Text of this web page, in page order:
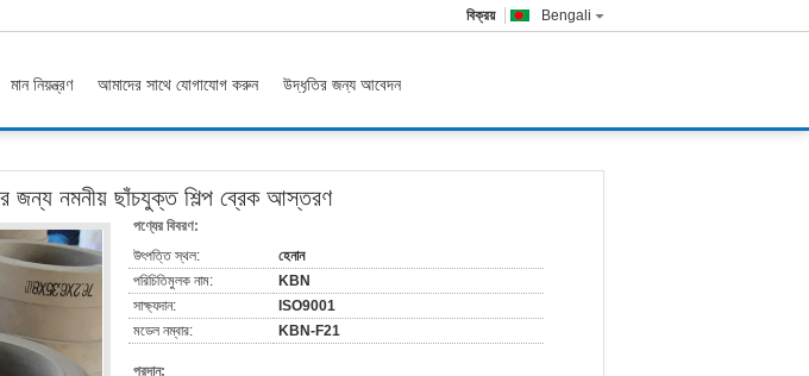
Bengali
বিক্রয়
মান নিয়ন্ত্রণ আমাদের সাথে যোগাযোগ করুন উদ্ধৃতির জন্য আবেদন
জন্য নমনীয় ছাঁচযুক্ত শিল্প ব্রেক আস্তরণ
পণ্যের বিবরণ:
উৎপত্তি স্থল:
হেনান
পরিচিতিমুলক নাম:
KBN
সাক্ষ্যদান:
ISO9001
মডেল নম্বার:
KBN-F21
প্রদান: